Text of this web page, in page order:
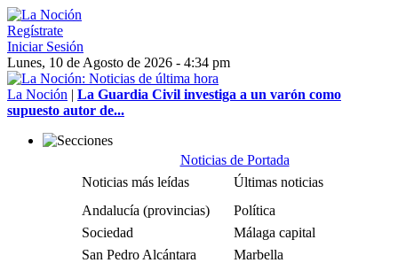
Regístrate
Iniciar Sesión
Lunes, 10 de Agosto de 2026 - 4:34 pm
La Noción | La Guardia Civil investiga a un varón como
supuesto autor de...
Noticias de Portada
Noticias más leídas
Últimas noticias
Andalucía (provincias)
Política
Sociedad
Málaga capital
San Pedro Alcántara
Marbella